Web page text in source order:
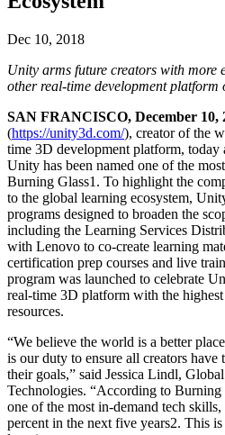
LiveOps
Développez
Acquisition de nouveaux joueurs
Faites-vous découvrir et acquérez
Achats intégrés
Gérer IAP entre les magasins et D2C
Monétisation
Connectez les joueurs avec les bons
Faites de la publicité avec Unity
Cas d’utilisation
Jeux mobiles
Créez et développez des succès
Jeux indépendants
Lancez de grands jeux avec de petites
Jeux XR
Lancez des jeux XR sur plusieurs
Distribution
Automobile
Stimulez l'innovation et les
Voir toutes les industries
Informations
Histoires de succès dans le monde réel
Conseils et astuces d'experts
Démos
Démos, échantillons et éléments de
Toutes les ressources
Nouveautés
Blog
Mises à jour, informations et conseils
Actualités
Actualités, histoires et centre de presse
Rejoignez les développeurs, créateurs
Célébration des créateurs Unity dans
Guides pratiques
Formation
Pour les étudiants
Démarrez votre carrière
Pour les enseignants
Boostez votre enseignement
Licence d'enseignement
Apportez la puissance de Unity à
Certifications
Prouvez votre maîtrise de Unity
Dec 10, 2018
Unity arms future creators with more
other real-time development platform
SAN FRANCISCO, December 10,
(https://unity3d.com/), creator of the
time 3D development platform, today
Unity has been named one of the
Burning Glass1. To highlight the
to the global learning ecosystem,
programs designed to broaden the
including the Learning Services
with Lenovo to co-create learning
certification prep courses and live
program was launched to celebrate
real-time 3D platform with the
resources.
“We believe the world is a better
is our duty to ensure all creators have
their goals,” said Jessica Lindl,
Technologies. “According to
one of the most in-demand tech
percent in the next five years2. This